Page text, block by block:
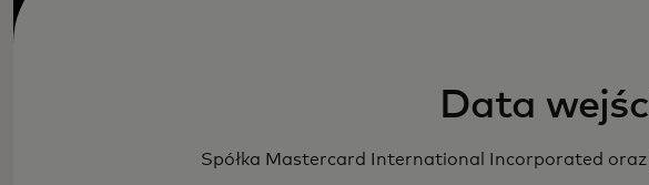
Data
Spółka Mastercard International Incorporated